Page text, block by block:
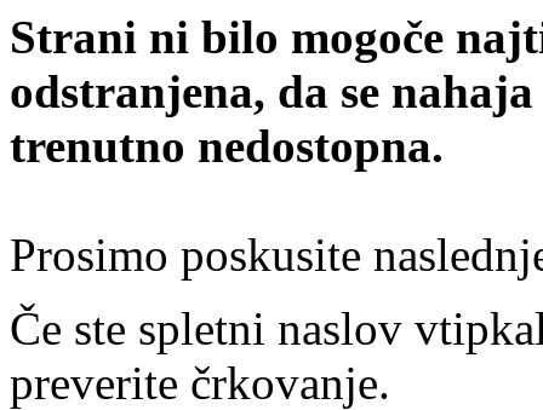
Strani ni bilo mogoče
odstranjena, da se
trenutno nedostopna.
Prosimo poskusite
Če ste spletni naslov
preverite črkovanje.